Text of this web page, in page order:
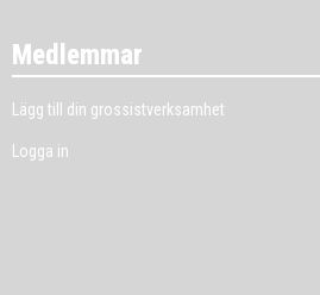
Medlemmar
Lägg till din grossistverksamhet
Logga in